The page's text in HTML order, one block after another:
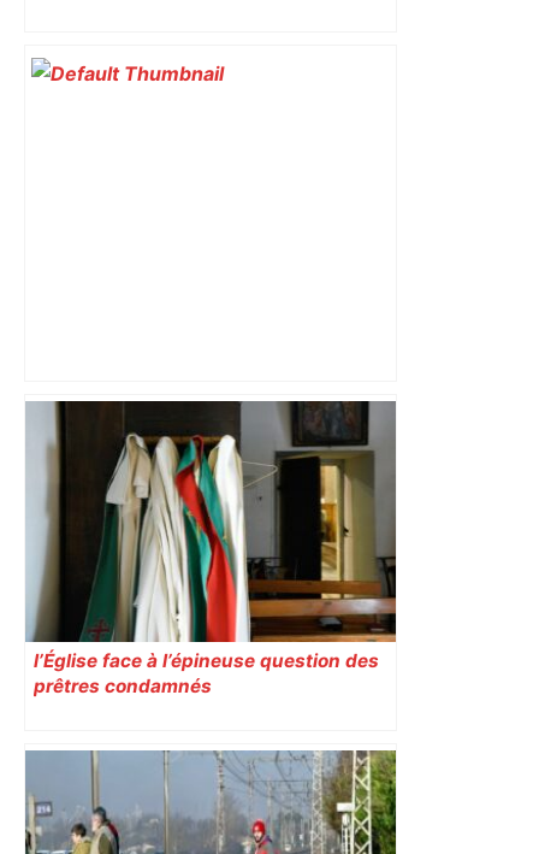
Après la fusion avec la liste PS
Toulouse, le candidat LFI salue "une
dynamique qui nous oblige à la
responsabilité" – Franceinfo
l’Église face à l’épineuse question des
prêtres condamnés